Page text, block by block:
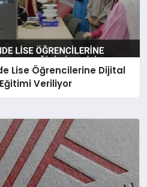
Lise Öğrencilerine Dijital
Veriliyor